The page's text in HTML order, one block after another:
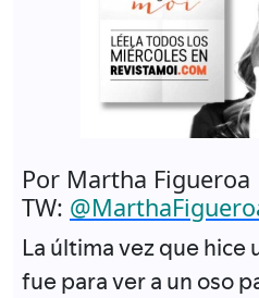
Por Martha Figueroa
TW:
La última vez que hice
fue para ver a un oso